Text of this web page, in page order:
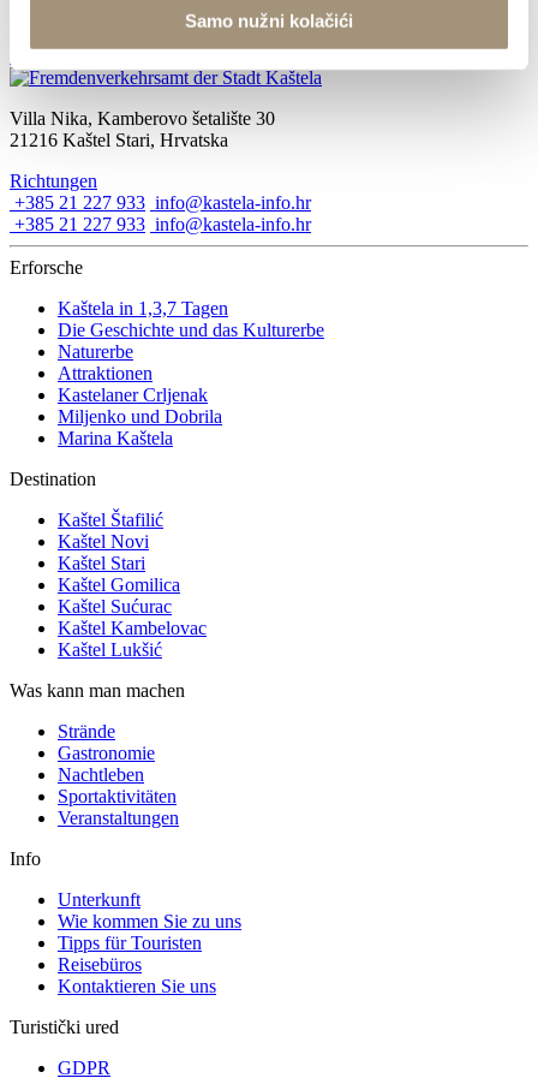
Samo nužni kolačići
Kaštel Štafilić
Villa Nika, Kamberovo šetalište 30
21216 Kaštel Stari, Hrvatska
Richtungen
+385 21 227 933 info@kastela-info.hr
+385 21 227 933 info@kastela-info.hr
Erforsche
Kaštela in 1,3,7 Tagen
Die Geschichte und das Kulturerbe
Naturerbe
Attraktionen
Kastelaner Crljenak
Miljenko und Dobrila
Marina Kaštela
Destination
Kaštel Štafilić
Kaštel Novi
Kaštel Stari
Kaštel Gomilica
Kaštel Sućurac
Kaštel Kambelovac
Kaštel Lukšić
Was kann man machen
Strände
Gastronomie
Nachtleben
Sportaktivitäten
Veranstaltungen
Info
Unterkunft
Wie kommen Sie zu uns
Tipps für Touristen
Reisebüros
Kontaktieren Sie uns
Turistički ured
GDPR